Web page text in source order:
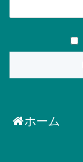
ホーム